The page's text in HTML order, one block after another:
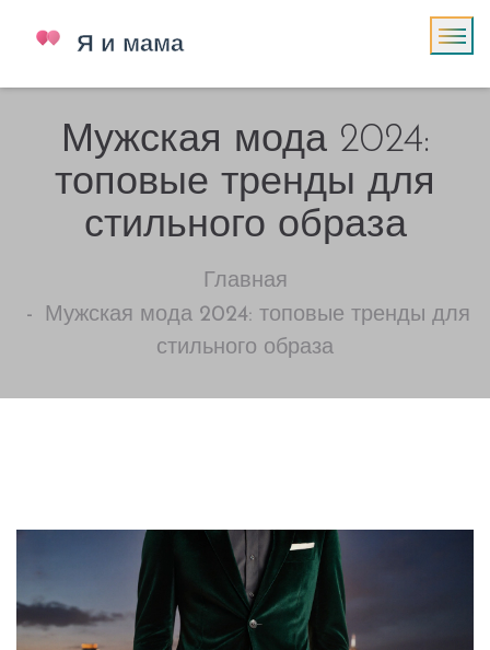
Мужская мода 2024:
топовые тренды для
стильного образа
Главная
Мужская мода 2024: топовые тренды для
стильного образа